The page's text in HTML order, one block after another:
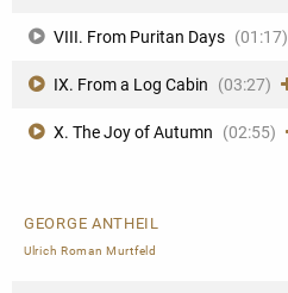
VIII. From Puritan Days (01:17)
IX. From a Log Cabin (03:27)
X. The Joy of Autumn (02:55)
GEORGE ANTHEIL
Ulrich Roman Murtfeld